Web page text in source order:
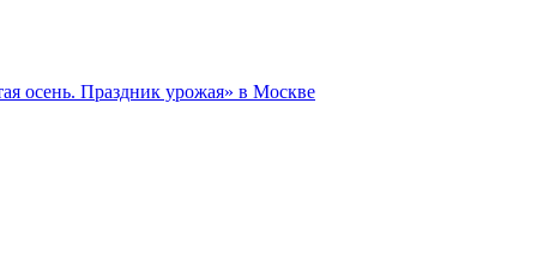
осень. Праздник урожая» в Москве